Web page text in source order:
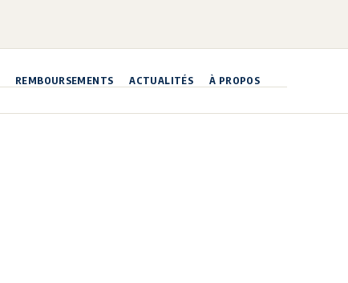
REMBOURSEMENTS ACTUALITÉS À PROPOS